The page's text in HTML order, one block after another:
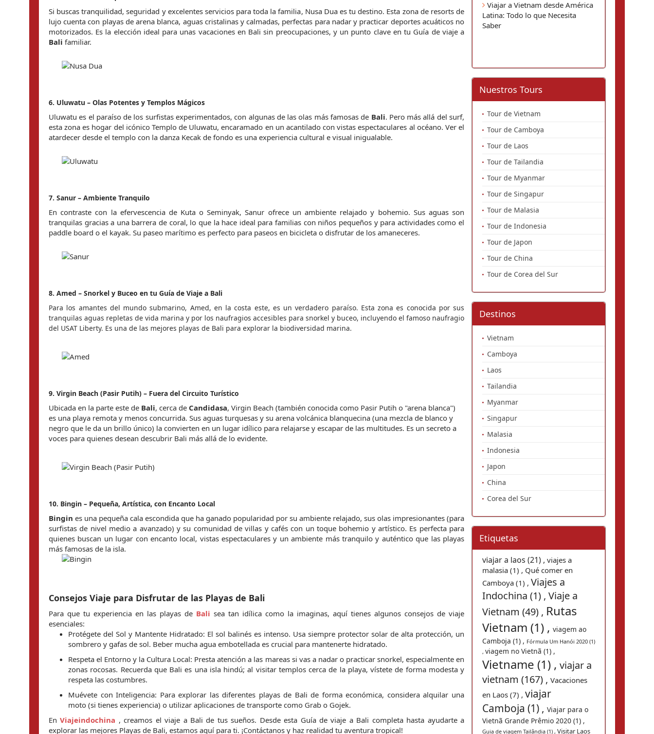
Si buscas tranquilidad, seguridad y excelentes servicios para toda la familia, Nusa Dua es tu destino. Esta zona de resorts de
lujo cuenta con playas de arena blanca, aguas cristalinas y calmadas, perfectas para nadar y practicar deportes acuáticos no
Bali familiar.
6. Uluwatu – Olas Potentes y Templos Mágicos
Uluwatu es el paraíso de los surfistas experimentados, con algunas de las olas más famosas de Bali. Pero más allá del surf,
esta zona es hogar del icónico Templo de Uluwatu, encaramado en un acantilado con vistas espectaculares al océano. Ver el
atardecer desde el templo con la danza Kecak de fondo es una experiencia cultural e visual inigualable.
7. Sanur – Ambiente Tranquilo
En contraste con la efervescencia de Kuta o Seminyak, Sanur ofrece un ambiente relajado y bohemio. Sus aguas son
tranquilas gracias a una barrera de coral, lo que la hace ideal para familias con niños pequeños y para actividades como el
paddle board o el kayak. Su paseo marítimo es perfecto para paseos en bicicleta o disfrutar de los amaneceres.
8. Amed – Snorkel y Buceo en tu Guía de Viaje a Bali
Para los amantes del mundo submarino, Amed, en la costa este, es un verdadero paraíso. Esta zona es conocida por sus
tranquilas aguas repletas de vida marina y por los naufragios accesibles para snorkel y buceo, incluyendo el famoso naufragio
del USAT Liberty. Es una de las mejores playas de Bali para explorar la biodiversidad marina.
9. Virgin Beach (Pasir Putih) – Fuera del Circuito Turístico
Ubicada en la parte este de Bali, cerca de Candidasa, Virgin Beach (también conocida como Pasir Putih o "arena blanca")
es una playa remota y menos concurrida. Sus aguas turquesas y su arena volcánica blanquecina (una mezcla de blanco y
negro que le da un brillo único) la convierten en un lugar idílico para relajarse y escapar de las multitudes. Es un secreto a
voces para quienes desean descubrir Bali más allá de lo evidente.
10. Bingin – Pequeña, Artística, con Encanto Local
Bingin es una pequeña cala escondida que ha ganado popularidad por su ambiente relajado, sus olas impresionantes (para
surfistas de nivel medio a avanzado) y su comunidad de villas y cafés con un toque bohemio y artístico. Es perfecta para
quienes buscan un lugar con encanto local, vistas espectaculares y un ambiente más tranquilo y auténtico que las playas
más famosas de la isla.
Consejos Viaje para Disfrutar de las Playas de Bali
Para que tu experiencia en las playas de Bali sea tan idílica como la imaginas, aquí tienes algunos consejos de viaje
esenciales:
Protégete del Sol y Mantente Hidratado: El sol balinés es intenso. Usa siempre protector solar de alta protección, un
sombrero y gafas de sol. Beber mucha agua embotellada es crucial para mantenerte hidratado.
Respeta el Entorno y la Cultura Local: Presta atención a las mareas si vas a nadar o practicar snorkel, especialmente en
zonas rocosas. Recuerda que Bali es una isla hindú; al visitar templos cerca de la playa, vístete de forma modesta y
respeta las costumbres.
Muévete con Inteligencia: Para explorar las diferentes playas de Bali de forma económica, considera alquilar una
moto (si tienes experiencia) o utilizar aplicaciones de transporte como Grab o Gojek.
En Viajeindochina , creamos el viaje a Bali de tus sueños. Desde esta Guía de viaje a Bali completa hasta ayudarte a
explorar las mejores Playas de Bali, estamos aquí para ti. ¡Contáctanos y haz realidad tu aventura tropical!
Viajar a Vietnam desde América
Latina: Todo lo que Necesita
Saber
Nuestros Tours
Tour de Vietnam
Tour de Camboya
Tour de Laos
Tour de Tailandia
Tour de Myanmar
Tour de Singapur
Tour de Malasia
Tour de Indonesia
Tour de Japon
Tour de China
Tour de Corea del Sur
Destinos
Vietnam
Camboya
Laos
Tailandia
Myanmar
Singapur
Malasia
Indonesia
Japon
China
Corea del Sur
Etiquetas
viajar a laos (21) , viajes a
malasia (1) , Qué comer en
Camboya (1) , Viajes a
Indochina (1) , Viaje a
Vietnam (49) , Rutas
Vietnam (1) , viagem ao
Camboja (1) , Fórmula Um Hanói 2020 (1)
, viagem no Vietnã (1) ,
Vietname (1) , viajar a
vietnam (167) , Vacaciones
en Laos (7) , viajar
Camboja (1) , Viajar para o
Vietnã Grande Prêmio 2020 (1) ,
Guia de viagem Tailândia (1) , Visitar Laos